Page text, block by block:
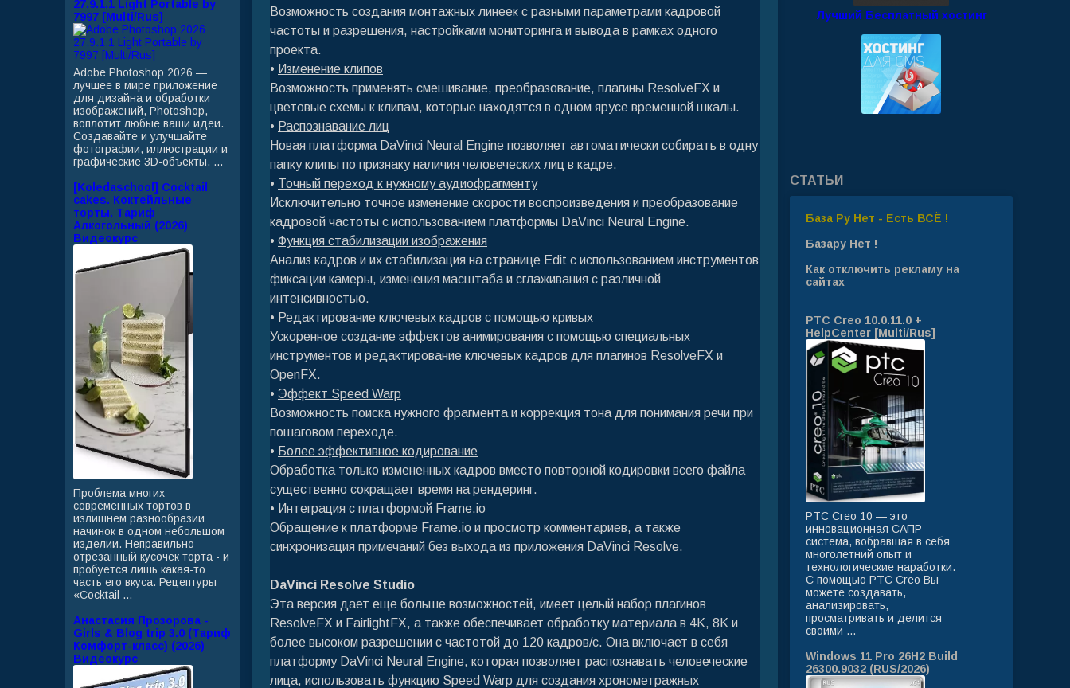
Возможность создания монтажных линеек с разными параметрами кадровой
частоты и разрешения, настройками мониторинга и вывода в рамках одного
проекта.
• Изменение клипов
Возможность применять смешивание, преобразование, плагины ResolveFX и
цветовые схемы к клипам, которые находятся в одном ярусе временной шкалы.
• Распознавание лиц
Новая платформа DaVinci Neural Engine позволяет автоматически собирать в одну
папку клипы по признаку наличия человеческих лиц в кадре.
• Точный переход к нужному аудиофрагменту
Исключительно точное изменение скорости воспроизведения и преобразование
кадровой частоты с использованием платформы DaVinci Neural Engine.
• Функция стабилизации изображения
Анализ кадров и их стабилизация на странице Edit с использованием инструментов
фиксации камеры, изменения масштаба и сглаживания с различной
интенсивностью.
• Редактирование ключевых кадров с помощью кривых
Ускоренное создание эффектов анимирования с помощью специальных
инструментов и редактирование ключевых кадров для плагинов ResolveFX и
OpenFX.
• Эффект Speed Warp
Возможность поиска нужного фрагмента и коррекция тона для понимания речи при
пошаговом переходе.
• Более эффективное кодирование
Обработка только измененных кадров вместо повторной кодировки всего файла
существенно сокращает время на рендеринг.
• Интеграция с платформой Frame.io
Обращение к платформе Frame.io и просмотр комментариев, а также
синхронизация примечаний без выхода из приложения DaVinci Resolve.
DaVinci Resolve Studio
Эта версия дает еще больше возможностей, имеет целый набор плагинов
ResolveFX и FairlightFX, а также обеспечивает обработку материала в 4K, 8K и
более высоком разрешении с частотой до 120 кадров/с. Она включает в себя
платформу DaVinci Neural Engine, которая позволяет распознавать человеческие
лица, использовать функцию Speed Warp для создания хронометражных
27.9.1.1 Light Portable by
7997 [Multi/Rus]
Adobe Photoshop 2026 —
лучшее в мире приложение
для дизайна и обработки
изображений, Photoshop,
воплотит любые ваши идеи.
Создавайте и улучшайте
фотографии, иллюстрации и
графические 3D-объекты. ...
[Koledaschool] Cocktail
cakes. Коктейльные
торты. Тариф
Алкогольный (2026)
Видеокурс
Проблема многих
современных тортов в
излишнем разнообразии
начинок в одном небольшом
изделии. Неправильно
отрезанный кусочек торта - и
пробуется лишь какая-то
часть его вкуса. Рецептуры
«Cocktail ...
Анастасия Прозорова -
Girls & Blog trip 3.0 (Тариф
Комфорт-класс) (2026)
Видеокурс
Лучший Бесплатный хостинг
СТАТЬИ
База Ру Нет - Есть ВСЁ !
Базару Нет !
Как отключить рекламу на
сайтах
PTC Creo 10.0.11.0 +
HelpCenter [Multi/Rus]
PTC Creo 10 — это
инновационная САПР
система, вобравшая в себя
многолетний опыт и
технологические наработки.
C помощью PTC Creo Вы
можете создавать,
анализировать,
просматривать и делится
своими ...
Windows 11 Pro 26H2 Build
26300.9032 (RUS/2026)